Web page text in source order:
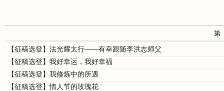
第
【征稿选登】法光耀太行——有幸跟随李洪志师父
【征稿选登】我好幸运，我好幸福
【征稿选登】我修炼中的所遇
【征稿选登】情人节的玫瑰花